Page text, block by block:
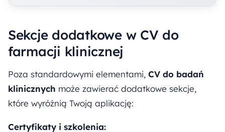
Sekcje dodatkowe w CV do
farmacji klinicznej
Poza standardowymi elementami, CV do badań
klinicznych może zawierać dodatkowe sekcje,
które wyróżnią Twoją aplikację:
Certyfikaty i szkolenia: